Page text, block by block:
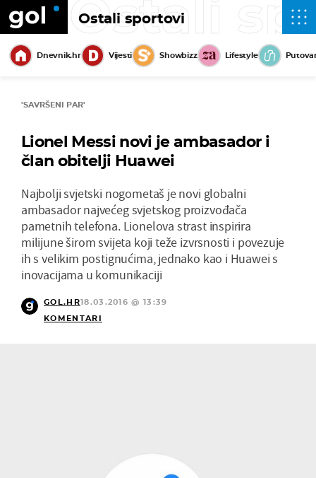
Ostali sportovi
Ostali
Dnevnik.hr Vijesti Showbizz Lifestyle
'SAVRŠENI PAR'
Lionel Messi novi je ambasador i
član obitelji Huawei
Najbolji svjetski nogometaš je novi globalni
ambasador najvećeg svjetskog proizvođača
pametnih telefona. Lionelova strast inspirira
milijune širom svijeta koji teže izvrsnosti i povezuje
ih s velikim postignućima, jednako kao i Huawei s
inovacijama u komunikaciji
GOL.HR18.03.2016 @ 13:39
KOMENTARI